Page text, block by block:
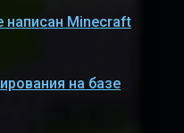
написан Minecraft
на базе